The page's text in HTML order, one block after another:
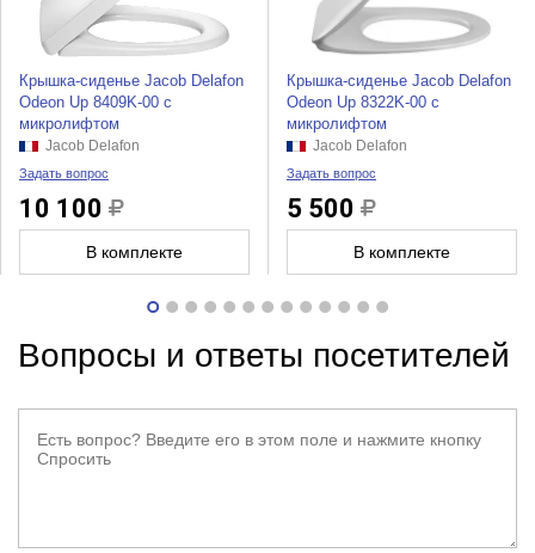
Крышка-сиденье Jacob Delafon
Odeon Up 8409K-00 с
микролифтом
Jacob Delafon
Задать вопрос
10 100
В комплекте
Крышка-сиденье Jacob Delafon
Odeon Up 8322K-00 с
микролифтом
Jacob Delafon
Задать вопрос
5 500
В комплекте
Вопросы и ответы посетителей